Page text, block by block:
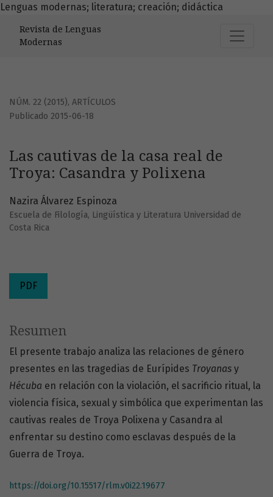
Lenguas modernas; literatura; creación; didáctica
Revista de Lenguas
Modernas
NÚM. 22 (2015), ARTÍCULOS
Las cautivas de la casa real de
Troya: Casandra y Polixena
Publicado 2015-06-18
Nazira Álvarez Espinoza
Escuela de Filología, Lingüística y Literatura Universidad de
Costa Rica
PDF
Resumen
El presente trabajo analiza las relaciones de género
presentes en las tragedias de Eurípides Troyanas y
Hécuba en relación con la violación, el sacrificio ritual, la
violencia física, sexual y simbólica que experimentan las
cautivas reales de Troya Polixena y Casandra al
enfrentar su destino como esclavas después de la
Guerra de Troya.
https://doi.org/10.15517/rlm.v0i22.19677